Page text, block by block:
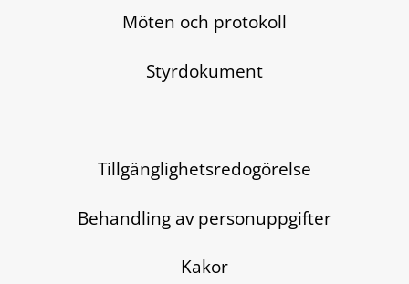
Möten och protokoll
Styrdokument
Tillgänglighetsredogörelse
Behandling av personuppgifter
Kakor